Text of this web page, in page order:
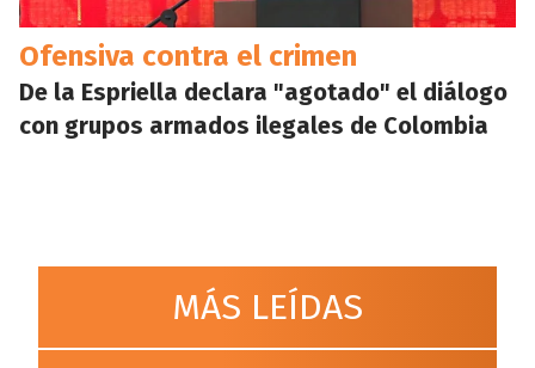
Ofensiva contra el crimen
De la Espriella declara "agotado" el diálogo
con grupos armados ilegales de Colombia
MÁS LEÍDAS